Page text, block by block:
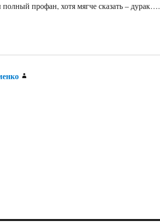
профан, хотя мягче сказать – дурак….